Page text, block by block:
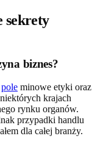
sekrety
biznes?
pole minowe etyki oraz
krajach
rynku organów.
przypadki handlu
dla całej branży.